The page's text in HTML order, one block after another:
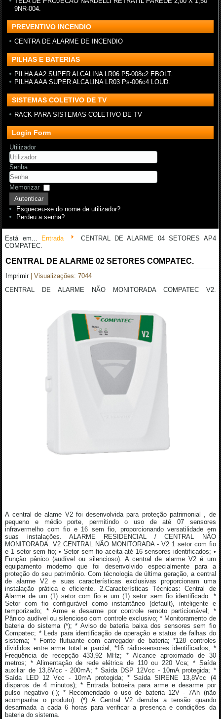
9NR-004.
PREVENTIVO INCENDIO
CENTRA DE ALARME DE INCENDIO
PILHAS E BATERIAS
PILHA AA2 SUPER ALCALINA LR06 P5-008c2 EBOLT.
PILHA AAA SUPER ALCALINA LR03 Ps-006c4 LOUD.
SISTEMAS COLETIVO DE TV
RACK PARA SISTEMAS COLETIVO DE TV
Login Form
Utilizador
Senha
Memorizar
Autenticar
Esqueceu-se do nome de utilizador?
Perdeu a senha?
Está em... Entrada
CENTRAL DE ALARME 04 SETORES AP4
COMPATEC.
CENTRAL DE ALARME 02 SETORES COMPATEC.
Imprimir
| Visualizações: 7044
CENTRAL DE ALARME NÃO MONITORADA COMPATEC V2.
A central de alame V2 foi desenvolvida para proteção patrimonial , de
pequeno e médio porte, permitindo o uso de até 07 sensores
infravermelho com fio e 16 sem fio, proporcionando versatilidade em
suas instalações. ALARME RESIDENCIAL / CENTRAL NÃO
MONITORADA. V2 CENTRAL NÃO MONITORADA - V2 1 setor com fio
e 1 setor sem fio; • Setor sem fio aceita até 16 sensores identificados; •
Função pânico (audível ou silencioso). A central de alarme V2 é um
equipamento moderno que foi desenvolvido especialmente para a
proteção do seu patrimônio. Com técnologia de última geração, a central
de alarme V2 e suas características exclusivas proporcionam uma
instalação prática e eficiente. 2.Características Técnicas: Central de
Alarme de um (1) setor com fio e um (1) setor sem fio identificado. *
Setor com fio configurável como instantâneo (default), inteligente e
temporizado; * Arme e desarme por controle remoto particionável; *
Pânico audível ou silencioso com controle exclusivo; * Monitoramento de
bateria do sistema (*); * Aviso de bateria baixa dos sensores sem fio
Compatec; * Leds para identificação de operação e status de falhas do
sistema; * Fonte flutuante com carregador de bateria; *128 controles
divididos entre arme total e parcial; *16 rádio-sensores identificados; *
Frequência de recepção 433,92 MHz; * Alcance aproximado de 30
metros; * Alimentação de rede elétrica de 110 ou 220 Vca; * Saída
auxiliar de 13,8Vcc - 200mA; * Saída DSP 12Vcc - 10mA protegida; *
Saída LED 12 Vcc - 10mA protegida; * Saída SIRENE 13,8Vcc (4
disparos de 4 minutos); * Entrada botoeira para arme e desarme por
pulso negativo (-); * Recomendado o uso de bateria 12V - 7Ah (não
acompanha o produto). (*) A Central V2 derruba a tensão quando
desarmada a cada 6 horas para verificar a presença e condições da
bateria do sistema.